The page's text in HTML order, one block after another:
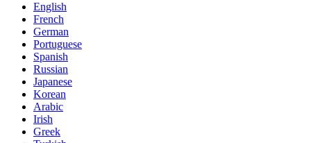
English
French
German
Portuguese
Spanish
Russian
Japanese
Korean
Arabic
Irish
Greek